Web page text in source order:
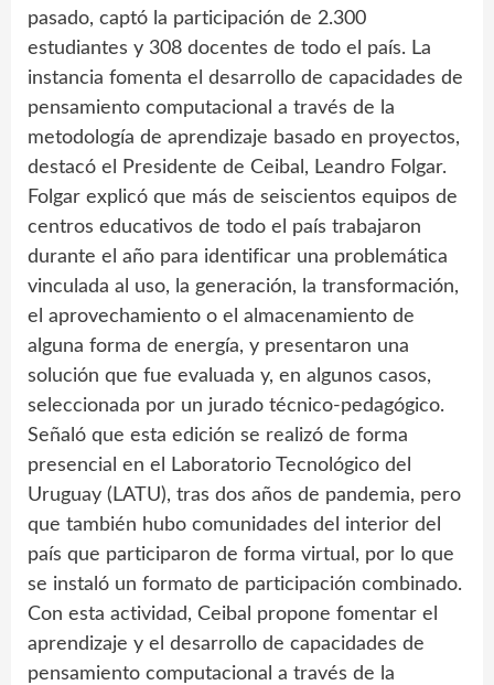
pasado, captó la participación de 2.300
estudiantes y 308 docentes de todo el país. La
instancia fomenta el desarrollo de capacidades de
pensamiento computacional a través de la
metodología de aprendizaje basado en proyectos,
destacó el Presidente de Ceibal, Leandro Folgar.
Folgar explicó que más de seiscientos equipos de
centros educativos de todo el país trabajaron
durante el año para identificar una problemática
vinculada al uso, la generación, la transformación,
el aprovechamiento o el almacenamiento de
alguna forma de energía, y presentaron una
solución que fue evaluada y, en algunos casos,
seleccionada por un jurado técnico-pedagógico.
Señaló que esta edición se realizó de forma
presencial en el Laboratorio Tecnológico del
Uruguay (LATU), tras dos años de pandemia, pero
que también hubo comunidades del interior del
país que participaron de forma virtual, por lo que
se instaló un formato de participación combinado.
Con esta actividad, Ceibal propone fomentar el
aprendizaje y el desarrollo de capacidades de
pensamiento computacional a través de la